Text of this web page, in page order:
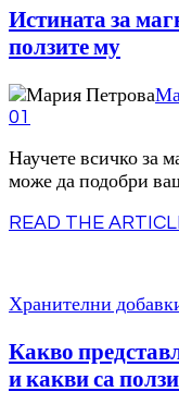
Истината за
ползите му
01
Научете всичко за
може да подобри
READ THE
Хранителни
Какво
и какви са